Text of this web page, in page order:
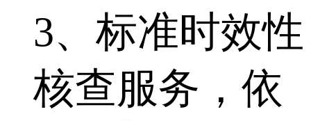
3、标准时效性
核查服务，依